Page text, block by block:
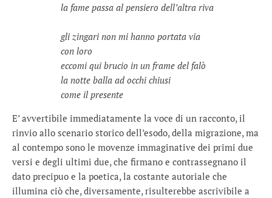
la fame passa al pensiero dell’altra riva
gli zingari non mi hanno portata via
con loro
eccomi qui brucio in un frame del falò
la notte balla ad occhi chiusi
come il presente
E’ avvertibile immediatamente la voce di un racconto, il
rinvio allo scenario storico dell’esodo, della migrazione, ma
al contempo sono le movenze immaginative dei primi due
versi e degli ultimi due, che firmano e contrassegnano il
dato precipuo e la poetica, la costante autoriale che
illumina ciò che, diversamente, risulterebbe ascrivibile a